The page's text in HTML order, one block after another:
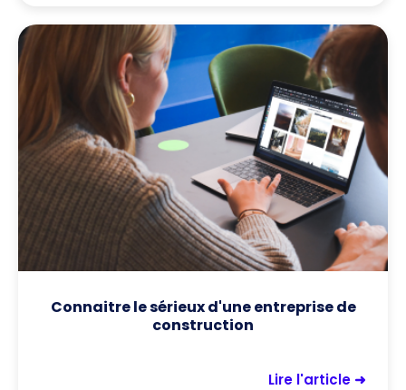
Connaitre le sérieux d'une entreprise de
construction
Lire l'article ➜